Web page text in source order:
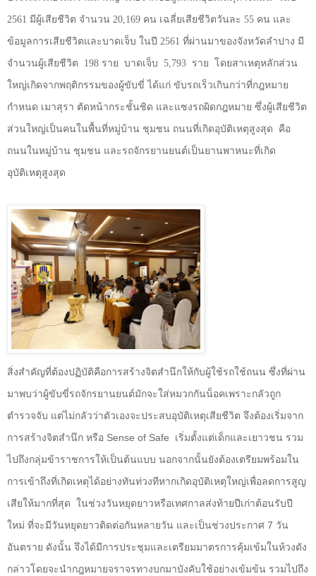
2561 มีผู้เสียชีวิต จำนวน 20,169 คน เฉลี่ยเสียชีวิตวันละ 55 คน และ
ข้อมูลการเสียชีวิตและบาดเจ็บ ในปี 2561 ที่ผ่านมาของจังหวัดลำปาง มี
จำนวนผู้เสียชีวิต 198 ราย บาดเจ็บ 5,793 ราย โดยสาเหตุหลักส่วน
ใหญ่เกิดจากพฤติกรรมของผู้ขับขี่ ได้แก่ ขับรถเร็วเกินกว่าที่กฎหมาย
กำหนด เมาสุรา ตัดหน้ากระชั้นชิด และแซงรถผิดกฎหมาย ซึ่งผู้เสียชีวิต
ส่วนใหญ่เป็นคนในพื้นที่หมู่บ้าน ชุมชน ถนนที่เกิดอุบัติเหตุสูงสุด คือ
ถนนในหมู่บ้าน ชุมชน และรถจักรยานยนต์เป็นยานพาหนะที่เกิด
อุบัติเหตุสูงสุด
สิ่งสำคัญที่ต้องปฏิบัติคือการสร้างจิตสำนึกให้กับผู้ใช้รถใช้ถนน ซึ่งที่ผ่าน
มาพบว่าผู้ขับขี่รถจักรยานยนต์มักจะใส่หมวกกันน็อคเพราะกลัวถูก
ตำรวจจับ แต่ไม่กลัวว่าตัวเองจะประสบอุบัติเหตุเสียชีวิต จึงต้องเริ่มจาก
การสร้างจิตสำนึก หรือ Sense of Safe เริ่มตั้งแต่เด็กและเยาวชน รวม
ไปถึงกลุ่มข้าราชการให้เป็นต้นแบบ นอกจากนั้นยังต้องเตรียมพร้อมใน
การเข้าถึงที่เกิดเหตุได้อย่างทันท่วงทีหากเกิดอุบัติเหตุใหญ่เพื่อลดการสูญ
เสียให้มากที่สุด ในช่วงวันหยุดยาวหรือเทศกาลส่งท้ายปีเก่าต้อนรับปี
ใหม่ ที่จะมีวันหยุดยาวติดต่อกันหลายวัน และเป็นช่วงประกาศ 7 วัน
อันตราย ดังนั้น จึงได้มีการประชุมและเตรียมมาตรการคุ้มเข้มในห้วงดัง
กล่าวโดยจะนำกฎหมายจราจรทางบกมาบังคับใช้อย่างเข้มข้น รวมไปถึง